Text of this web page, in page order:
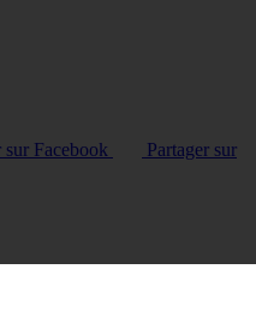
sur Facebook
Partager sur